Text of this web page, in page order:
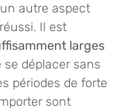
autre aspect
Il est
larges
déplacer sans
périodes de forte
sont